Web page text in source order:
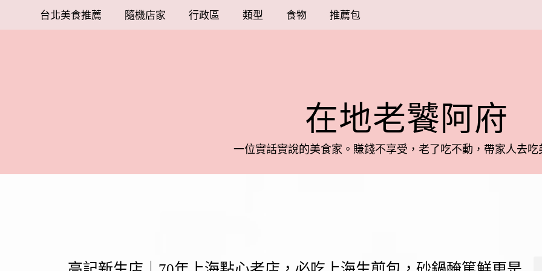
台北美食推薦 隨機店家 行政區 類型 食物 推薦包
在地老饕阿府
一位實話實說的美食家。 賺錢不享受，老了吃不動，帶家人去吃